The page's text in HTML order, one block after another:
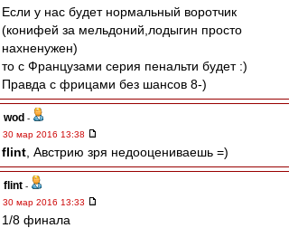
Если у нас будет нормальный воротчик
(конифей за мельдоний,лодыгин просто
нахненужен)
то с Французами серия пенальти будет :)
Правда с фрицами без шансов 8-)
wod -
30 мар 2016 13:38
flint , Австрию зря недооцениваешь =)
flint -
30 мар 2016 13:33
1/8 финала